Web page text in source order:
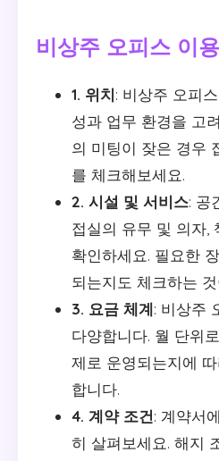
비상주 오피스 이
1. 위치: 비상주 오피
성과 업무 환경을 고
의 미팅이 잦은 경우
를 체크해보세요.
2. 시설 및 서비스: 공
접실의 유무 및 의자,
확인하세요. 필요한
되는지도 체크하는
3. 요금 체계: 비상주
다양합니다. 월 단위
제로 운영되는지에
합니다.
4. 계약 조건: 계약서
히 살펴보세요. 해지